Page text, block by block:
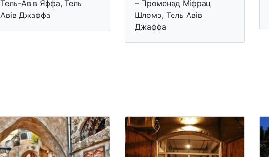
Тель-Авів Яффа, Тель
Авів Джаффа
– Променад Міфрац
Шломо, Тель Авів
Джаффа